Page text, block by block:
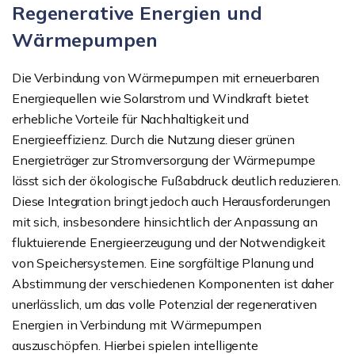
Regenerative Energien und
Wärmepumpen
Die Verbindung von Wärmepumpen mit erneuerbaren
Energiequellen wie Solarstrom und Windkraft bietet
erhebliche Vorteile für Nachhaltigkeit und
Energieeffizienz. Durch die Nutzung dieser grünen
Energieträger zur Stromversorgung der Wärmepumpe
lässt sich der ökologische Fußabdruck deutlich reduzieren.
Diese Integration bringt jedoch auch Herausforderungen
mit sich, insbesondere hinsichtlich der Anpassung an
fluktuierende Energieerzeugung und der Notwendigkeit
von Speichersystemen. Eine sorgfältige Planung und
Abstimmung der verschiedenen Komponenten ist daher
unerlässlich, um das volle Potenzial der regenerativen
Energien in Verbindung mit Wärmepumpen
auszuschöpfen. Hierbei spielen intelligente